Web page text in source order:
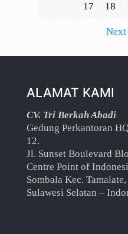
17
18
Next
ALAMAT KAMI
CV. Tri Berkah Abadi
Gedung Perkantoran
12.
Jl. Sunset Boulevard
Centre Point of
Sombala Kec.
Sulawesi Selatan –